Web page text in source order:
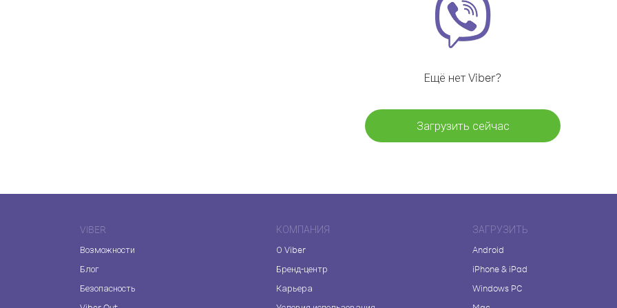
Ещё нет Viber?
Загрузить сейчас
VIBER
Возможности
Блог
Безопасность
КОМПАНИЯ
О Viber
Бренд-центр
Карьера
ЗАГРУЗИТЬ
Android
iPhone & iPad
Windows PC